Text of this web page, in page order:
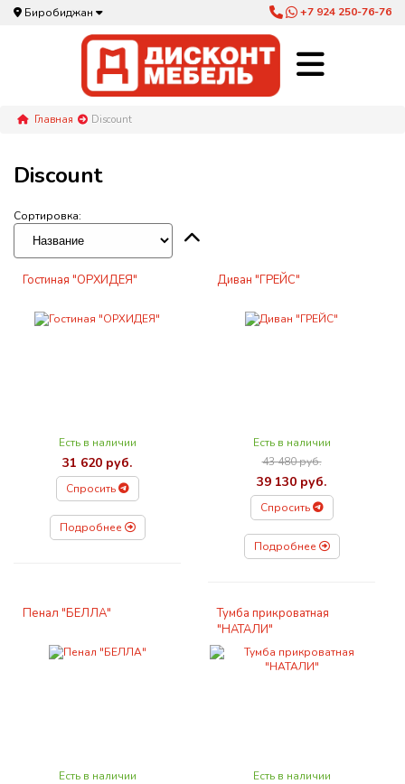
Биробиджан +7 924 250-76-76
Главная Discount
Discount
Сортировка:
Гостиная "ОРХИДЕЯ"
Есть в наличии
31 620 руб.
Спросить
Подробнее
Диван "ГРЕЙС"
Есть в наличии
43 480 руб.
39 130 руб.
Спросить
Подробнее
Пенал "БЕЛЛА"
Есть в наличии
Тумба прикроватная
"НАТАЛИ"
Есть в наличии